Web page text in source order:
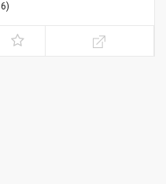
6)
cofanetto